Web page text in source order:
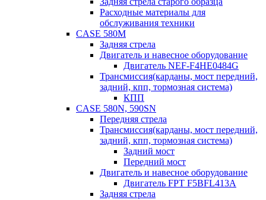
Расходные материалы для
обслуживания техники
CASE 580M
Задняя стрела
Двигатель и навесное оборудование
Двигатель NEF-F4HE0484G
Трансмиссия(карданы, мост передний,
задний, кпп, тормозная система)
КПП
CASE 580N, 590SN
Передняя стрела
Трансмиссия(карданы, мост передний,
задний, кпп, тормозная система)
Задний мост
Передний мост
Двигатель и навесное оборудование
Двигатель FPT F5BFL413A
Задняя стрела